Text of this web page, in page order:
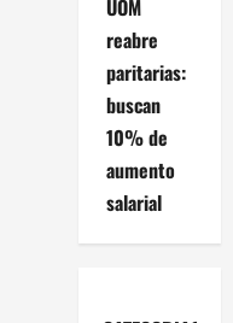
UOM
reabre
paritarias:
buscan
10% de
aumento
salarial